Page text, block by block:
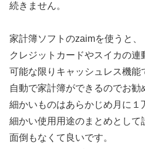
続きません。
家計簿ソフトのzaimを使うと、
クレジットカードやスイカの連
可能な限りキャッシュレス機能
自動で家計簿ができるのでお勧
細かいものはあらかじめ月に１
細かい使用用途のまとめとして
面倒もなくて良いです。